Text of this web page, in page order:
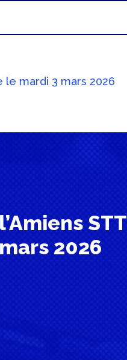
le mardi 3 mars 2026
STT
2026